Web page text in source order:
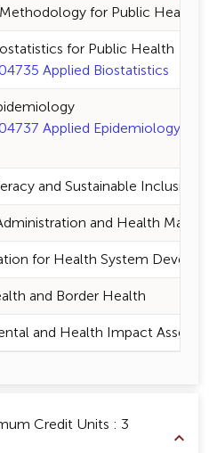
for Public Health
for Public Health
Applied Biostatistics 3
Applied Epidemiology
and Sustainable
and Health
for Health System
and Border Health
and Health Impact
Credit Units : 3